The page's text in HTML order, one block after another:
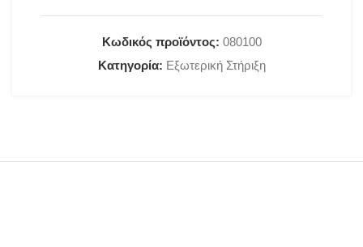
Κωδικός προϊόντος: 080100
Κατηγορία: Εξωτερική Στήριξη